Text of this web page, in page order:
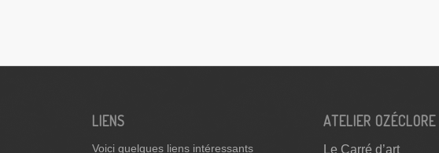
LIENS
Voici quelques liens intéressants
ATELIER OZÉCLORE
Le Carré d’art